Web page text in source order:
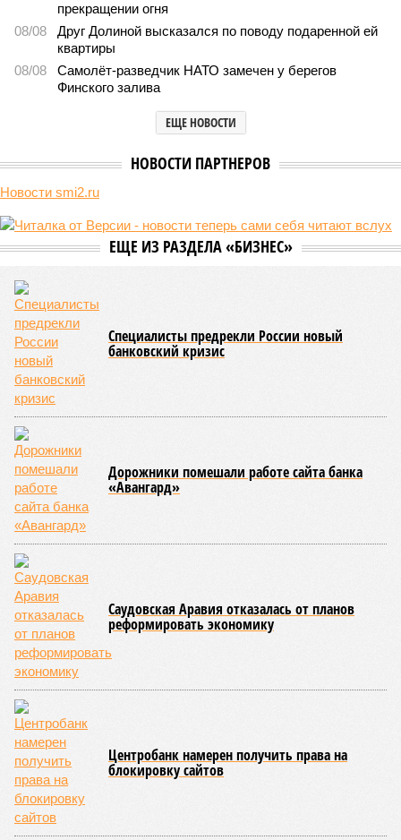
прекращении огня
08/08
Друг Долиной высказался по поводу подаренной ей
квартиры
08/08
Самолёт-разведчик НАТО замечен у берегов
Финского залива
ЕЩЕ НОВОСТИ
НОВОСТИ ПАРТНЕРОВ
Новости smi2.ru
ЕЩЕ ИЗ РАЗДЕЛА «БИЗНЕС»
Специалисты предрекли России новый
банковский кризис
Дорожники помешали работе сайта банка
«Авангард»
Саудовская Аравия отказалась от планов
реформировать экономику
Центробанк намерен получить права на
блокировку сайтов